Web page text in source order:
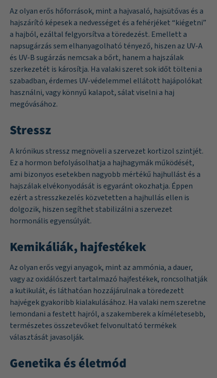
Az olyan erős hőforrások, mint a hajvasaló, hajsütővas és a
hajszárító képesek a nedvességet és a fehérjéket “kiégetni”
a hajból, ezáltal felgyorsítva a töredezést. Emellett a
napsugárzás sem elhanyagolható tényező, hiszen az UV-A
és UV-B sugárzás nemcsak a bőrt, hanem a hajszálak
szerkezetét is károsítja. Ha valaki szeret sok időt tölteni a
szabadban, érdemes UV-védelemmel ellátott hajápolókat
használni, vagy könnyű kalapot, sálat viselni a haj
megóvásához.
Stressz
A krónikus stressz megnöveli a szervezet kortizol szintjét.
Ez a hormon befolyásolhatja a hajhagymák működését,
ami bizonyos esetekben nagyobb mértékű hajhullást és a
hajszálak elvékonyodását is egyaránt okozhatja. Éppen
ezért a stresszkezelés közvetetten a hajhullás ellen is
dolgozik, hiszen segíthet stabilizálni a szervezet
hormonális egyensúlyát.
Kemikáliák, hajfestékek
Az olyan erős vegyi anyagok, mint az ammónia, a dauer,
vagy az oxidálószert tartalmazó hajfestékek, roncsolhatják
a kutikulát, és láthatóan hozzájárulnak a töredezett
hajvégek gyakoribb kialakulásához. Ha valaki nem szeretne
lemondani a festett hajról, a szakemberek a kíméletesebb,
természetes összetevőket felvonultató termékek
választását javasolják.
Genetika és életmód